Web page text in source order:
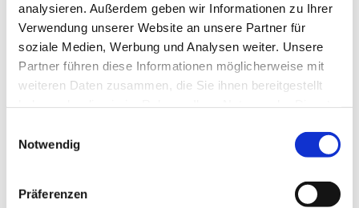
analysieren. Außerdem geben wir Informationen zu Ihrer
Verwendung unserer Website an unsere Partner für
soziale Medien, Werbung und Analysen weiter. Unsere
Partner führen diese Informationen möglicherweise mit
weiteren Daten zusammen, die Sie ihnen bereitgestellt
Notwendig
Präferenzen